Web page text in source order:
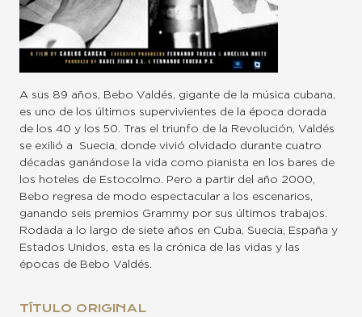
A sus 89 años, Bebo Valdés, gigante de la música cubana,
es uno de los últimos supervivientes de la época dorada
de los 40 y los 50. Tras el triunfo de la Revolución, Valdés
se exilió a Suecia, donde vivió olvidado durante cuatro
décadas ganándose la vida como pianista en los bares de
los hoteles de Estocolmo. Pero a partir del año 2000,
Bebo regresa de modo espectacular a los escenarios,
ganando seis premios Grammy por sus últimos trabajos.
Rodada a lo largo de siete años en Cuba, Suecia, España y
Estados Unidos, esta es la crónica de las vidas y las
épocas de Bebo Valdés.
TÍTULO ORIGINAL